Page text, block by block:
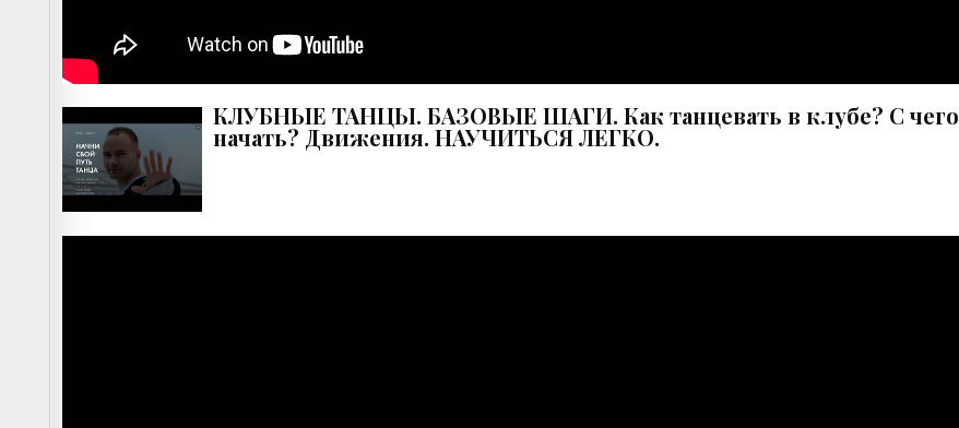
КЛУБНЫЕ ТАНЦЫ. БАЗОВЫЕ ШАГИ. Как танцевать в клубе? С чего
начать? Движения. НАУЧИТЬСЯ ЛЕГКО.